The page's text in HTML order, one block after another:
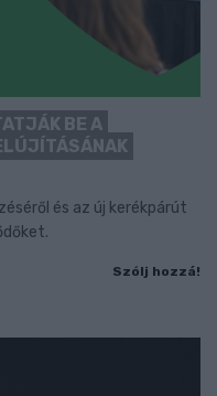
BE A
és az új kerékpárút
Szólj hozzá!